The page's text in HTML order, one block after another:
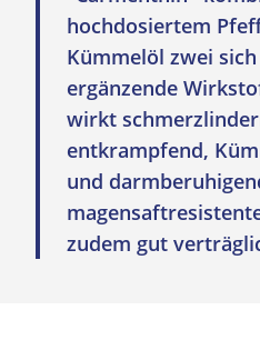
hochdosiertem
Kümmelöl zwei
ergänzende
wirkt
entkrampfend,
und
zudem gut